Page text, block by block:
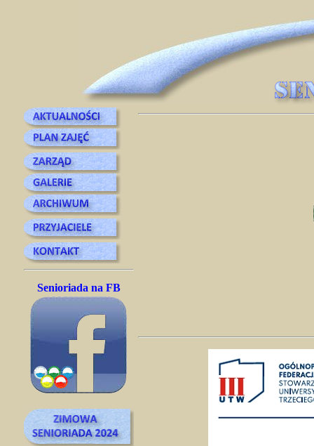
Senioriada na FB